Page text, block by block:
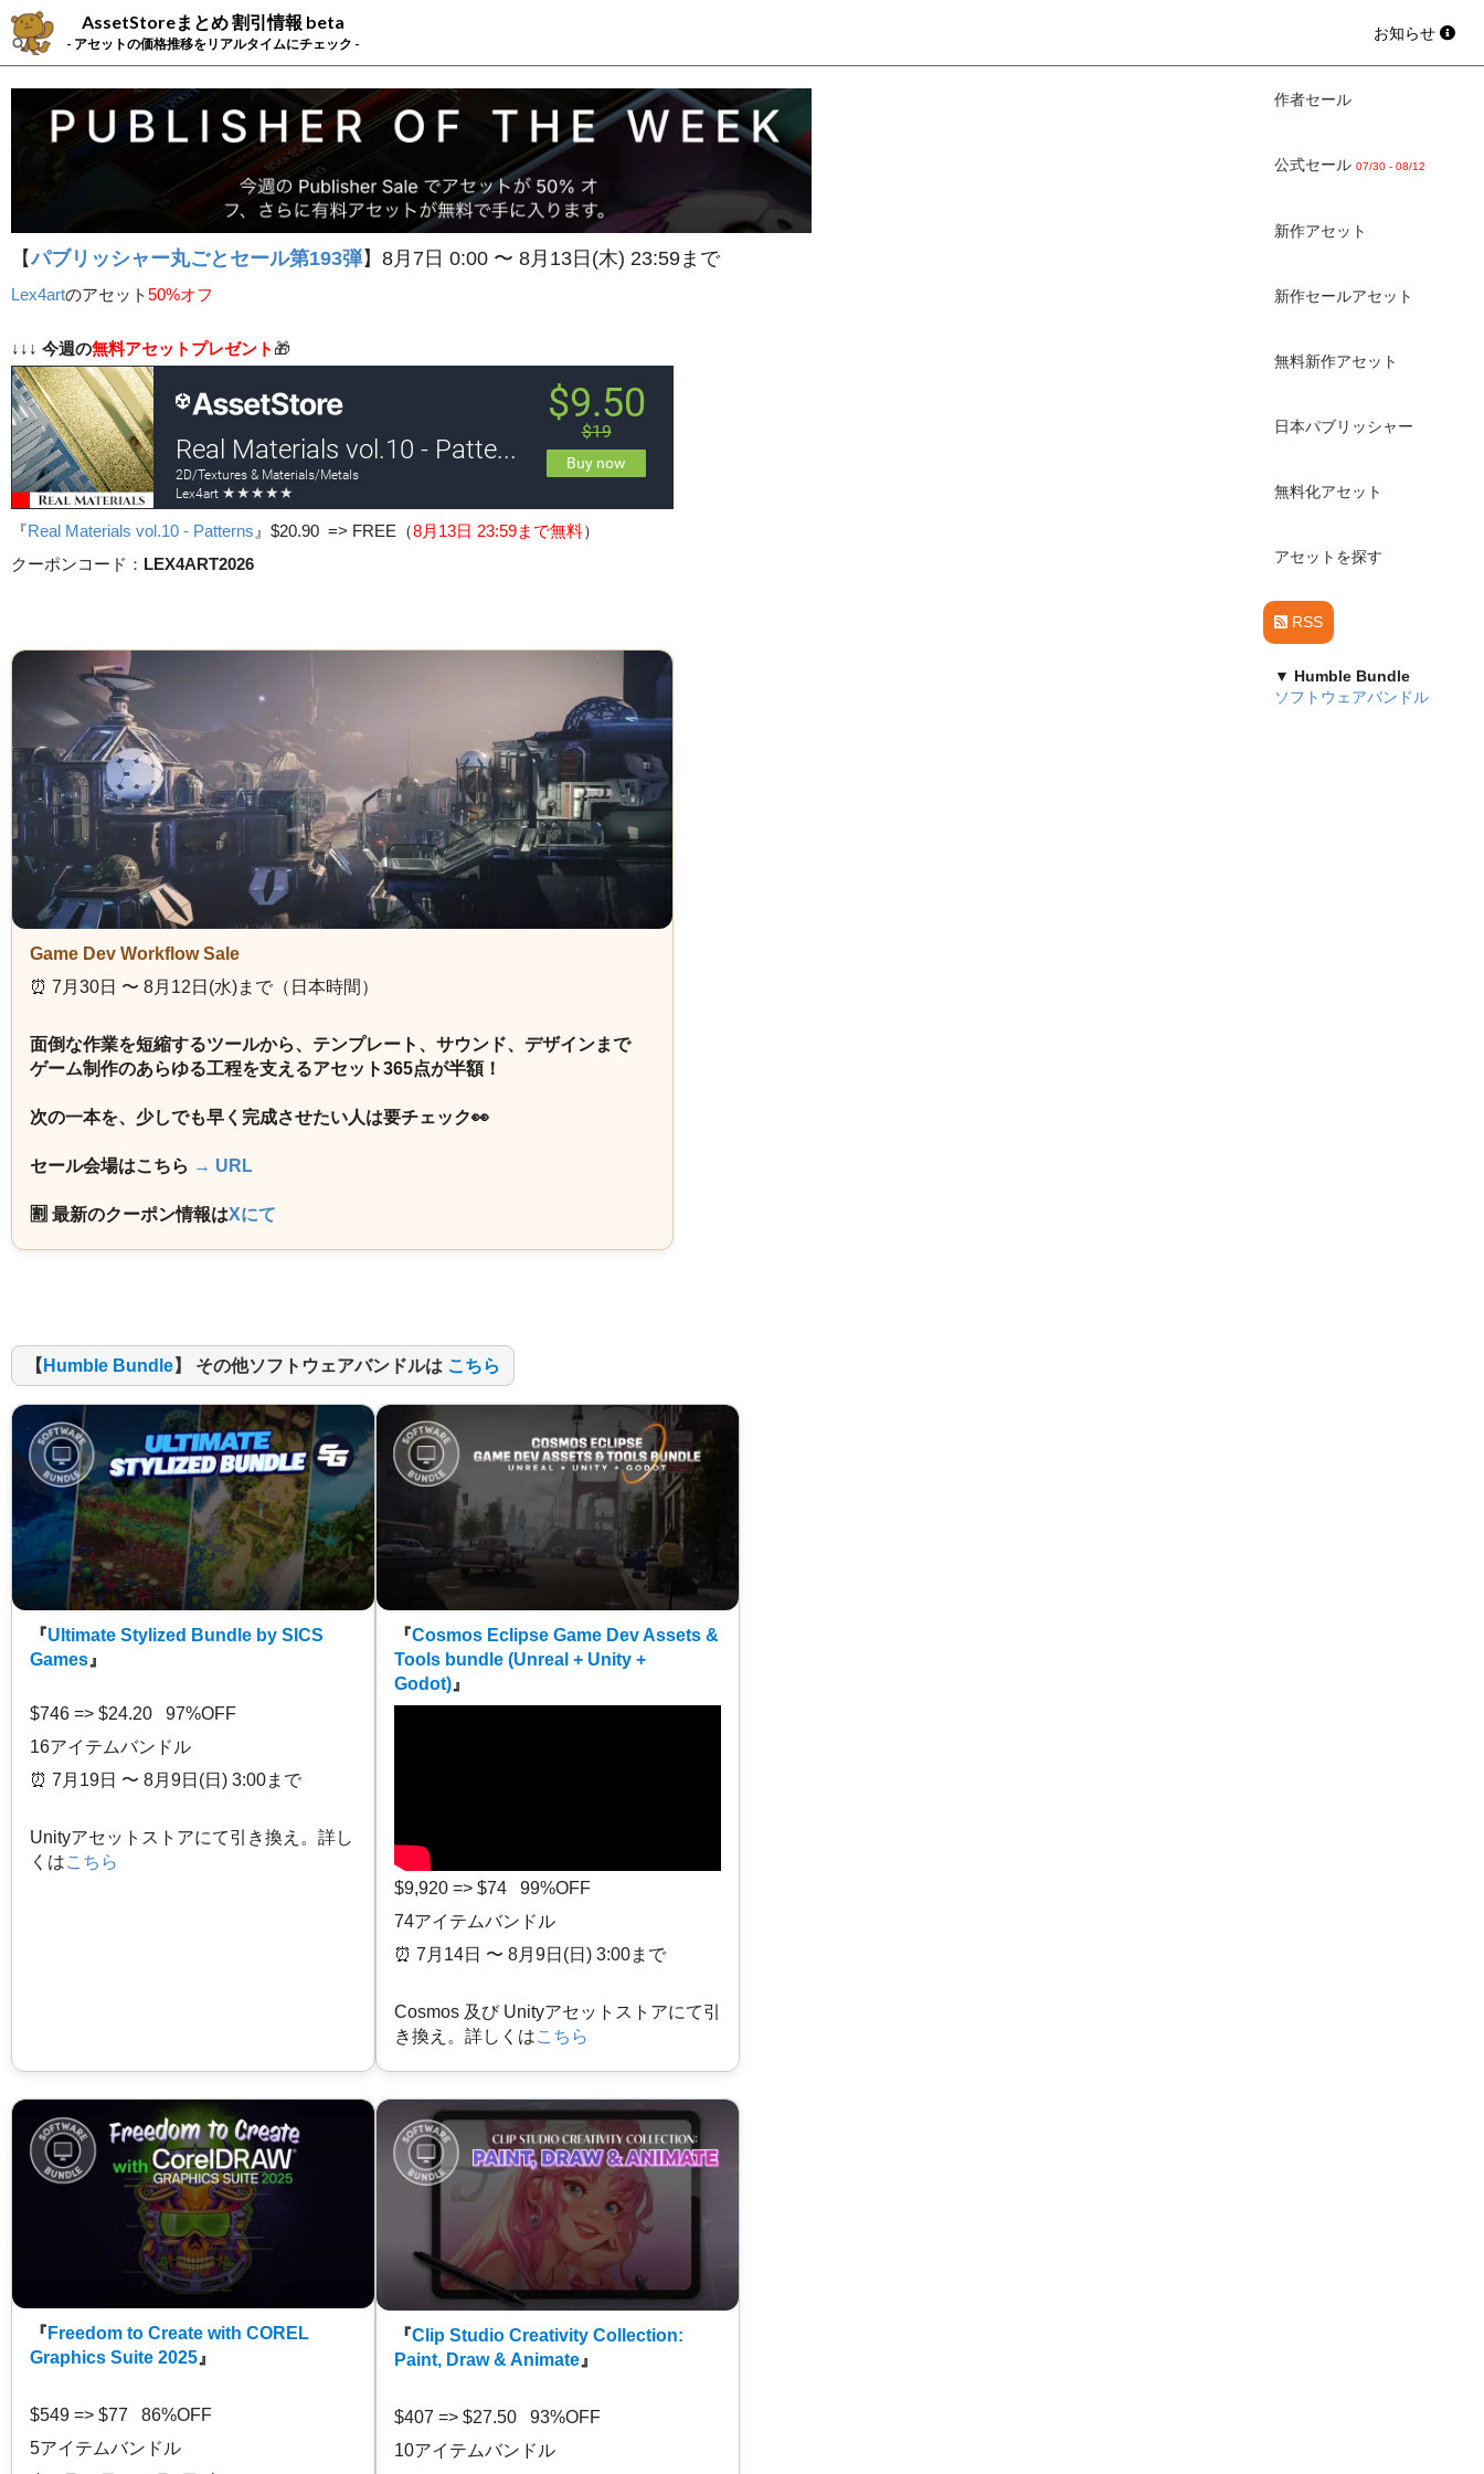
AssetStoreまとめ 割引情報 beta
- アセットの価格推移をリアルタイムにチェック -
お知らせ
【パブリッシャー丸ごとセール第193弾】8月7日 0:00 〜 8月13日(木) 23:59まで
Lex4artのアセット50%オフ
↓↓↓ 今週の無料アセットプレゼント 🎁
『Real Materials vol.10 - Patterns 』 $20.90 => FREE （8月13日 23:59まで無料）
クーポンコード： LEX4ART2026
Game Dev Workflow Sale
⏰️ 7月30日 〜 8月12日(水)まで（日本時間）
面倒な作業を短縮するツールから、テンプレート、サウンド、デザインまで
ゲーム制作のあらゆる工程を支えるアセット365点が半額！
次の一本を、少しでも早く完成させたい人は要チェック👀
セール会場はこちら → URL
🈹 最新のクーポン情報はXにて
【 Humble Bundle】 その他ソフトウェアバンドルは こちら
『Ultimate Stylized Bundle by SICS
Games』
$746 => $24.20 97%OFF
16アイテムバンドル
⏰️ 7月19日 〜 8月9日(日) 3:00まで
Unityアセットストアにて引き換え。詳し
くはこちら
『Cosmos Eclipse Game Dev Assets &
Tools bundle (Unreal + Unity +
Godot)』
$9,920 => $74 99%OFF
74アイテムバンドル
⏰️ 7月14日 〜 8月9日(日) 3:00まで
Cosmos 及び Unityアセットストアにて引
き換え。詳しくはこちら
『 Freedom to Create with COREL
Graphics Suite 2025 』
$549 => $77 86%OFF
5アイテムバンドル
『Clip Studio Creativity Collection:
Paint, Draw & Animate 』
$407 => $27.50 93%OFF
10アイテムバンドル
作者セール
公式セール 07/30 - 08/12
新作アセット
新作セールアセット
無料新作アセット
日本パブリッシャー
無料化アセット
アセットを探す
RSS
▼ Humble Bundle
ソフトウェアバンドル